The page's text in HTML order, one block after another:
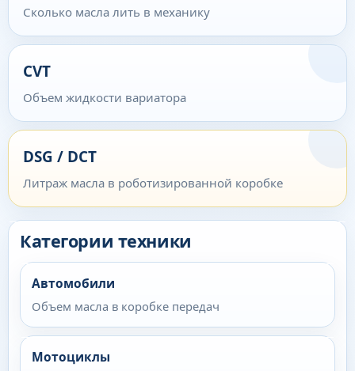
Сколько масла лить в механику
CVT
Объем жидкости вариатора
DSG / DCT
Литраж масла в роботизированной коробке
Категории техники
Автомобили
Объем масла в коробке передач
Мотоциклы